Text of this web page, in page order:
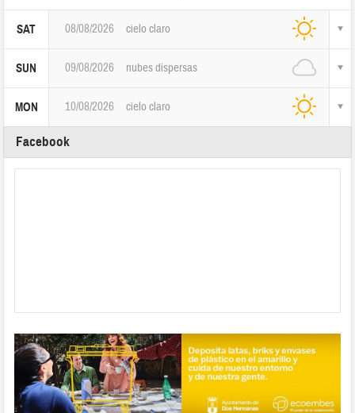
SAT 08/08/2026 cielo claro
SUN 09/08/2026 nubes dispersas
MON 10/08/2026 cielo claro
Facebook